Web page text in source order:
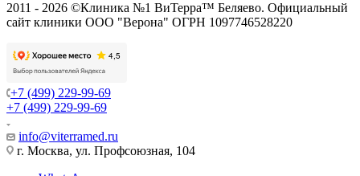
2011 - 2026 ©Клиника №1 ВиТерра™ Беляево. Официальный
сайт клиники ООО "Верона" ОГРН 1097746528220
+7 (499) 229-99-69
+7 (499) 229-99-69
info@viterramed.ru
г. Москва, ул. Профсоюзная, 104